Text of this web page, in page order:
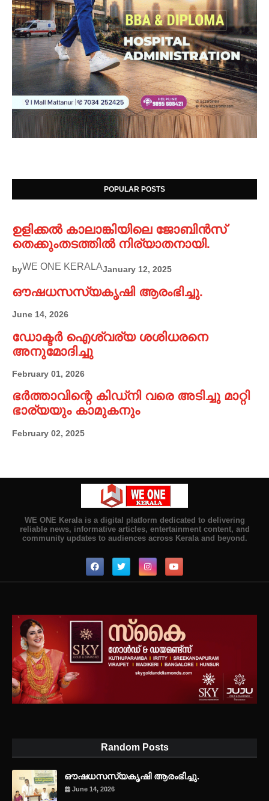
POPULAR POSTS
ഉളിക്കൽ കാലാങ്കിയിലെ ജോബിൻസ്
തെക്കുംതടത്തിൽ നിര്യാതനായി.
byWE ONE KERALAJanuary 12, 2025
ഔഷധസസ്യകൃഷി ആരംഭിച്ചു.
June 14, 2026
ഡോക്ടർ ഐശ്വര്യ ശശിധരനെ
അനുമോദിച്ചു
February 01, 2026
ഭർത്താവിന്റെ കിഡ്നി വരെ അടിച്ചു മാറ്റി
ഭാര്യയും കാമുകനും
February 02, 2025
WE ONE Kerala is a digital platform dedicated to delivering
reliable news, informative articles, entertainment content, and
community updates to audiences across Kerala and beyond.
Random Posts
ഔഷധസസ്യകൃഷി ആരംഭിച്ചു.
June 14, 2026